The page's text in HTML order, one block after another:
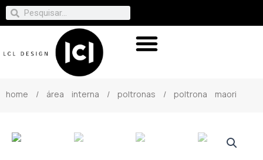
home / área interna / poltronas / poltrona maori